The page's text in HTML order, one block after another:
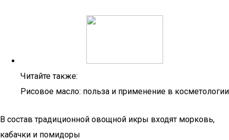
Читайте также:
Рисовое масло: польза и применение в косметологии
В состав традиционной овощной икры входят морковь,
кабачки и помидоры